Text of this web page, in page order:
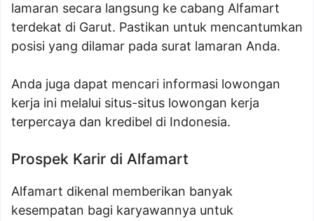
lamaran secara langsung ke cabang Alfamart
terdekat di Garut. Pastikan untuk mencantumkan
posisi yang dilamar pada surat lamaran Anda.
Anda juga dapat mencari informasi lowongan
kerja ini melalui situs-situs lowongan kerja
terpercaya dan kredibel di Indonesia.
Prospek Karir di Alfamart
Alfamart dikenal memberikan banyak
kesempatan bagi karyawannya untuk